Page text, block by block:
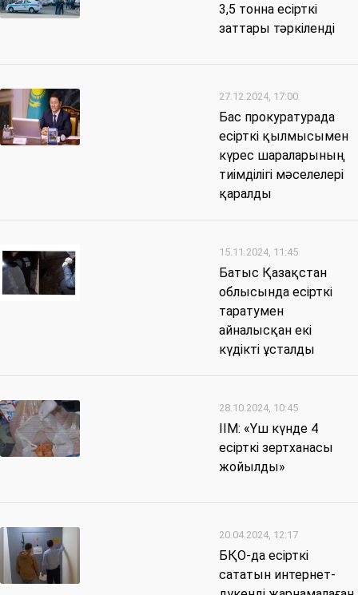
3,5 тонна есірткі
заттары тәркіленді
27.12.2024, 17:00
Бас прокуратурада
есірткі қылмысымен
күрес шараларының
тиімділігі мәселелері
қаралды
15.11.2024, 11:45
Батыс Қазақстан
облысында есірткі
таратумен
айналысқан екі
күдікті ұсталды
28.10.2024, 10:45
ІІМ: «Үш күнде 4
есірткі зертханасы
жойылды»
20.04.2024, 12:17
БҚО-да есірткі
сататын интернет-